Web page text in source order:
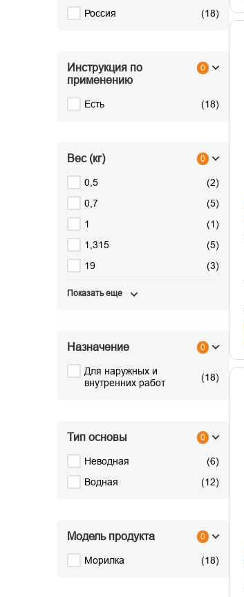
Россия (18)
Инструкция по
применению
0
Есть (18)
Вес (кг) 0
0,5 (2)
0,7
(5)
1
(1)
1,315
(5)
19
(3)
Показать еще
Назначение 0
Для наружных и
внутренних работ
(18)
Тип основы 0
Неводная (6)
Водная
(12)
Модель продукта 0
Морилка (18)